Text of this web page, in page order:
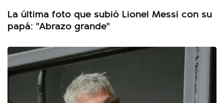
La última foto que subió Lionel Messi con su
papá: "Abrazo grande"